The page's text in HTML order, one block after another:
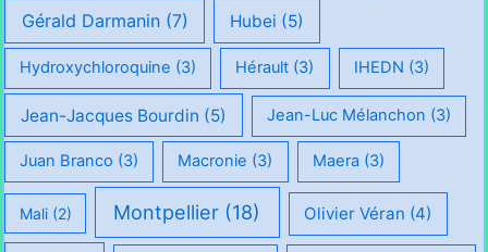
Gérald Darmanin(7) Hubei (5)
Hydroxychloroquine (3) Hérault (3) IHEDN (3)
Jean-Jacques Bourdin (5) Jean-Luc Mélanchon (3)
Juan Branco (3) Macronie (3) Maera (3)
Mali(2) Montpellier (18) Olivier Véran (4)